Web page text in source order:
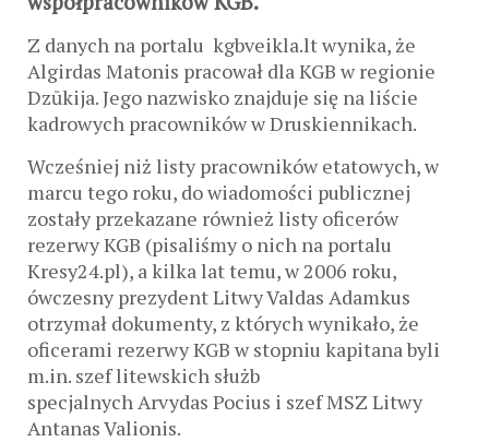
Z danych na portalu kgbveikla.lt wynika, że
Algirdas Matonis pracował dla KGB w regionie
Dzūkija. Jego nazwisko znajduje się na liście
kadrowych pracowników w Druskiennikach.
Wcześniej niż listy pracowników etatowych, w
marcu tego roku, do wiadomości publicznej
zostały przekazane również listy oficerów
rezerwy KGB (pisaliśmy o nich na portalu
Kresy24.pl), a kilka lat temu, w 2006 roku,
ówczesny prezydent Litwy Valdas Adamkus
otrzymał dokumenty, z których wynikało, że
oficerami rezerwy KGB w stopniu kapitana byli
m.in. szef litewskich służb
specjalnych Arvydas Pocius i szef MSZ Litwy
Antanas Valionis.